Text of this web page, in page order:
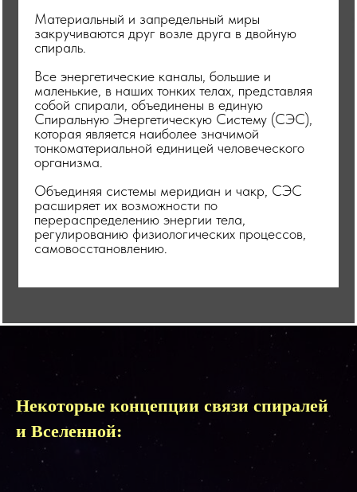
Материальный и запредельный миры
закручиваются друг возле друга в двойную
спираль.
Все энергетические каналы, большие и
маленькие, в наших тонких телах, представляя
собой спирали, объединены в единую
Спиральную Энергетическую Систему (СЭС),
которая является наиболее значимой
тонкоматериальной единицей человеческого
организма.
Объединяя системы меридиан и чакр, СЭС
расширяет их возможности по
перераспределению энергии тела,
регулированию физиологических процессов,
самовосстановлению.
Некоторые концепции связи спиралей
и Вселенной: